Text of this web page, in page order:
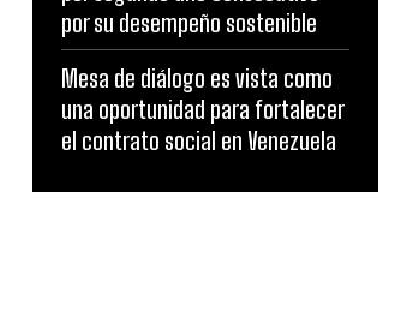
por su desempeño sostenible
Mesa de diálogo es vista como
una oportunidad para fortalecer
el contrato social en Venezuela